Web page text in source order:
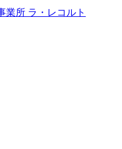
業所 ラ・レコルト